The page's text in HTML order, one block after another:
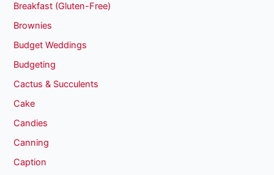
Breakfast (Gluten-Free)
Brownies
Budget Weddings
Budgeting
Cactus & Succulents
Cake
Candies
Canning
Caption